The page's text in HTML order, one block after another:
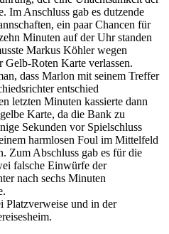
Im Anschluss gab es dutzende
ein paar Chancen für
Minuten auf der Uhr standen
Markus Köhler wegen
Gelb-Roten Karte verlassen.
dass Marlon mit seinem Treffer
entschied
letzten Minuten kassierte dann
Karte, da die Bank zu
Sekunden vor Spielschluss
harmlosen Foul im Mittelfeld
Zum Abschluss gab es für die
falsche Einwürfe der
nach sechs Minuten
Platzverweise und in der